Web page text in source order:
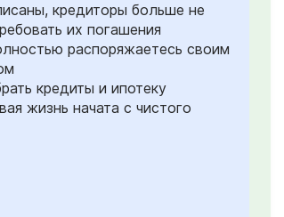
кредиторы больше не
их погашения
распоряжаетесь своим
кредиты и ипотеку
жизнь начата с чистого